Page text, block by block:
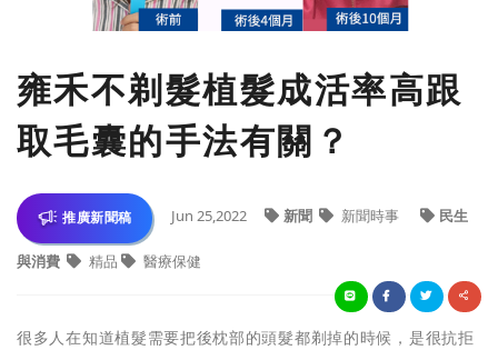
雍禾不剃髮植髮成活率高跟
取毛囊的手法有關？
推廣新聞稿 Jun 25,2022 新聞 新聞時事 民生
與消費 精品 醫療保健
很多人在知道植髮需要把後枕部的頭髮都剃掉的時候，是很抗拒